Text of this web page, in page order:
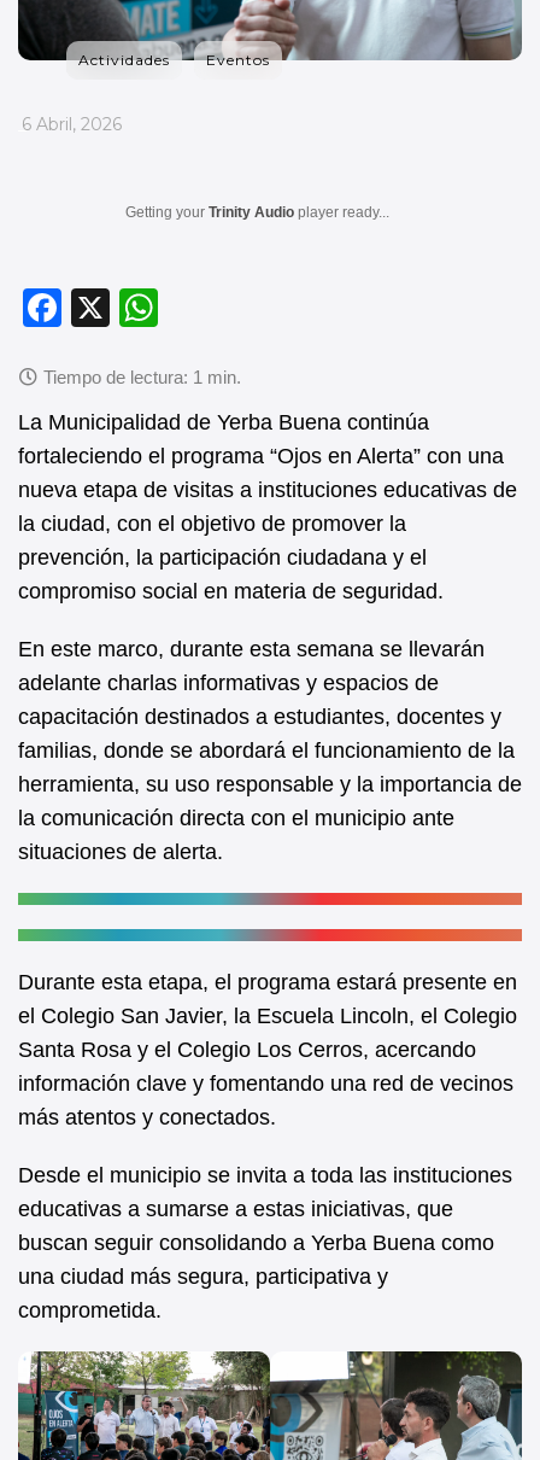
Actividades Eventos
_
6 Abril, 2026
Getting your Trinity Audio player ready...
F
c
e
b
o
o
k
X
at
s
A
p
p
La Municipalidad de Yerba Buena continúa
fortaleciendo el programa “Ojos en Alerta” con una
nueva etapa de visitas a instituciones educativas de
la ciudad, con el objetivo de promover la
prevención, la participación ciudadana y el
compromiso social en materia de seguridad.
En este marco, durante esta semana se llevarán
adelante charlas informativas y espacios de
capacitación destinados a estudiantes, docentes y
familias, donde se abordará el funcionamiento de la
herramienta, su uso responsable y la importancia de
la comunicación directa con el municipio ante
situaciones de alerta.
Durante esta etapa, el programa estará presente en
el Colegio San Javier, la Escuela Lincoln, el Colegio
Santa Rosa y el Colegio Los Cerros, acercando
información clave y fomentando una red de vecinos
más atentos y conectados.
Desde el municipio se invita a toda las instituciones
educativas a sumarse a estas iniciativas, que
buscan seguir consolidando a Yerba Buena como
una ciudad más segura, participativa y
comprometida.